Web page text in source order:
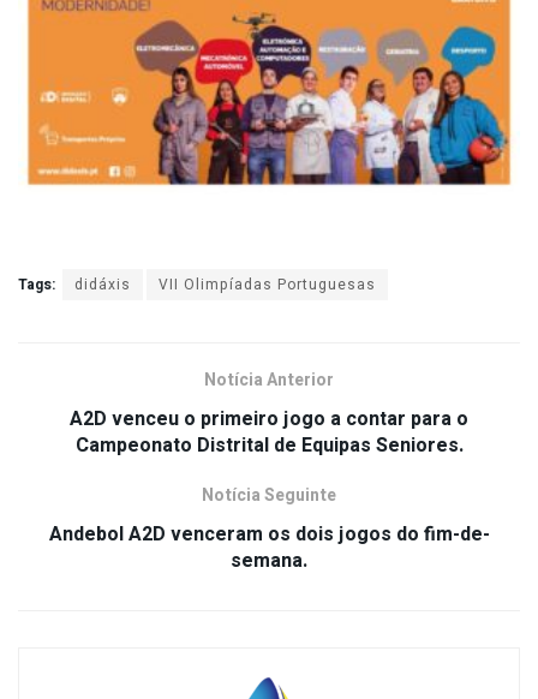
Tags: didáxis VII Olimpíadas Portuguesas
Notícia Anterior
A2D venceu o primeiro jogo a contar para o
Campeonato Distrital de Equipas Seniores.
Notícia Seguinte
Andebol A2D venceram os dois jogos do fim-de-
semana.